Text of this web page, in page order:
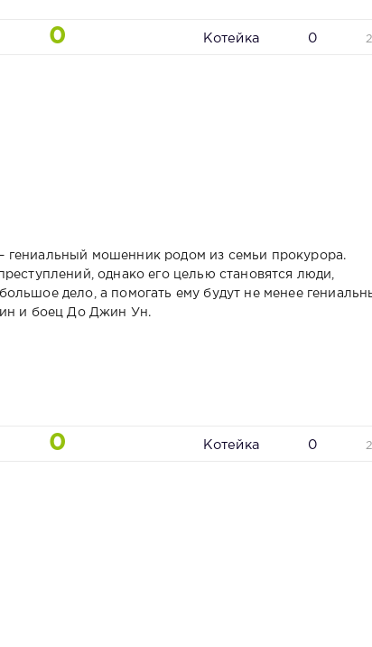
0 Котейка 0
гениальный мошенник родом из семьи прокурора.
однако его целью становятся люди,
дело, а помогать ему будут не менее
и боец До Джин Ун.
0 Котейка 0